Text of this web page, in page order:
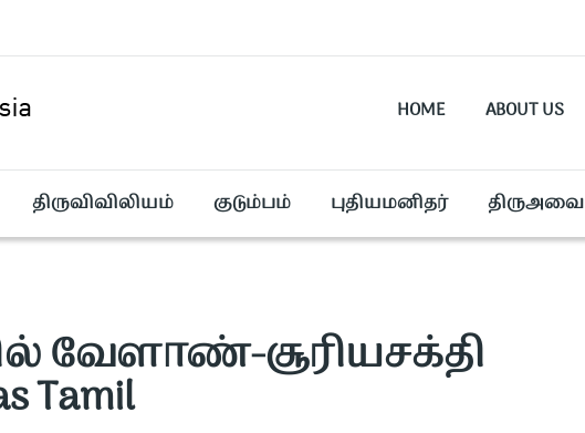
HOME ABOUT US
திருவிவிலியம் குடும்பம் புதியமனிதர் திருஅவை
வேளாண்-சூரியசக்தி
Tamil